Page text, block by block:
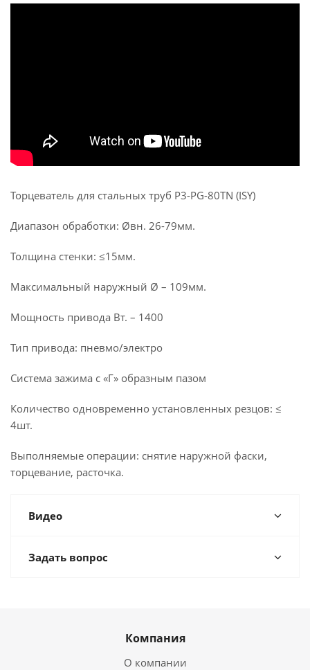
Торцеватель для стальных труб P3-PG-80TN (ISY)
Диапазон обработки: Øвн. 26-79мм.
Толщина стенки: ≤15мм.
Максимальный наружный Ø – 109мм.
Мощность привода Вт. – 1400
Тип привода: пневмо/электро
Система зажима с «Г» образным пазом
Количество одновременно установленных резцов: ≤
4шт.
Выполняемые операции: снятие наружной фаски,
торцевание, расточка.
Видео
Задать вопрос
Компания
О компании